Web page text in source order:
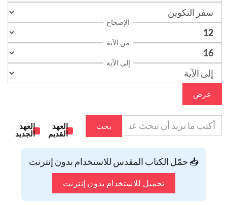
الإصحاح
من الآية
إلى الآية
عرض
بحث
العهد
القديم
العهد
الجديد
📥 حمّل الكتاب المقدس للاستخدام بدون إنترنت
تحميل للاستخدام بدون إنترنت